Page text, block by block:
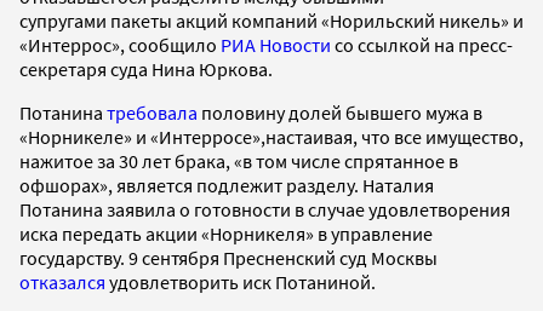
супругами пакеты акций компаний «Норильский никель» и
«Интеррос», сообщило РИА Новости со ссылкой на пресс-
секретаря суда Нина Юркова.
Потанина требовала половину долей бывшего мужа в
«Норникеле» и «Интерросе»,настаивая, что все имущество,
нажитое за 30 лет брака, «в том числе спрятанное в
офшорах», является подлежит разделу. Наталия
Потанина заявила о готовности в случае удовлетворения
иска передать акции «Норникеля» в управление
государству. 9 сентября Пресненский суд Москвы
отказался удовлетворить иск Потаниной.